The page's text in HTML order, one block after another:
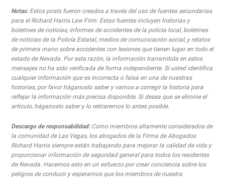
Notas:Estos posts fueron creados a través del uso de fuentes secundarias
para el Richard Harris Law Firm. Estas fuentes incluyen historias y
boletines de noticias, informes de accidentes de la policía local, boletines
de noticias de la Policía Estatal, medios de comunicación social, y relatos
de primera mano sobre accidentes con lesiones que tienen lugar en todo el
estado de Nevada. Por esta razón, la información transmitida en estos
mensajes no ha sido verificada de forma independiente. Si usted identifica
cualquier información que es incorrecta o falsa en una de nuestras
historias, por favor háganoslo saber y vamos a corregir la historia para
reflejar la información más precisa disponible. Si desea que se elimine el
artículo, háganoslo saber y lo retiraremos lo antes posible.
Descargo de responsabilidad:Como miembros altamente considerados de
la comunidad de Las Vegas, los abogados de la Firma de Abogados
Richard Harris siempre están trabajando para mejorar la calidad de vida y
proporcionar información de seguridad general para todos los residentes
de Nevada. Hacemos esto en un esfuerzo por crear conciencia sobre los
peligros de conducir y esperamos que los miembros de nuestra